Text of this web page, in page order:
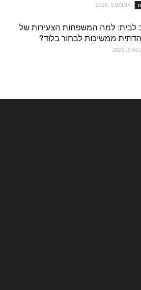
אוגוסט 5, 2026
לבית: למה המשפחות הצעירות של
הדתית ממשיכות לבחור בלוד?
5, 2026